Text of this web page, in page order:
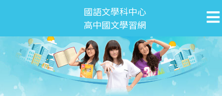
國語文學科中心
高中國文學習網